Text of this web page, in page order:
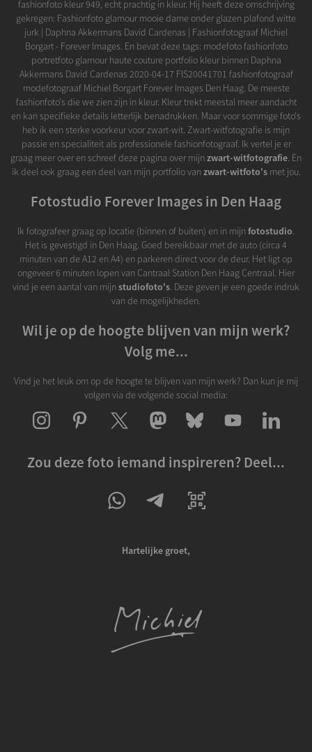
fashionfoto kleur 949, echt prachtig in kleur. Hij heeft deze omschrijving
gekregen: Fashionfoto glamour mooie dame onder glazen plafond witte
jurk | Daphna Akkermans David Cardenas | Fashionfotograaf Michiel
Borgart - Forever Images. En bevat deze tags: modefoto fashionfoto
portretfoto glamour haute couture portfolio kleur binnen Daphna
Akkermans David Cardenas 2020-04-17 FIS20041701 fashionfotograaf
modefotograaf Michiel Borgart Forever Images Den Haag. De meeste
fashionfoto's die we zien zijn in kleur. Kleur trekt meestal meer aandacht
en kan specifieke details letterlijk benadrukken. Maar voor sommige foto's
heb ik een sterke voorkeur voor zwart-wit. Zwart-witfotografie is mijn
passie en specialiteit als professionele fashionfotograaf. Ik vertel je er
graag meer over en schreef deze pagina over mijnzwart-witfotografie. En
ik deel ook graag een deel van mijn portfolio vanzwart-witfoto'smet jou.
Fotostudio Forever Images in Den Haag
Ik fotografeer graag op locatie (binnen of buiten) en in mijnfotostudio.
Het is gevestigd in Den Haag. Goed bereikbaar met de auto (circa 4
minuten van de A12 en A4) en parkeren direct voor de deur. Het ligt op
ongeveer 6 minuten lopen van Cantraal Station Den Haag Centraal. Hier
vind je een aantal van mijnstudiofoto's. Deze geven je een goede indruk
van de mogelijkheden.
Wil je op de hoogte blijven van mijn werk?
Volg me...
Vind je het leuk om op de hoogte te blijven van mijn werk? Dan kun je mij
volgen via de volgende social media:
Zou deze foto iemand inspireren? Deel...
Hartelijke groet,